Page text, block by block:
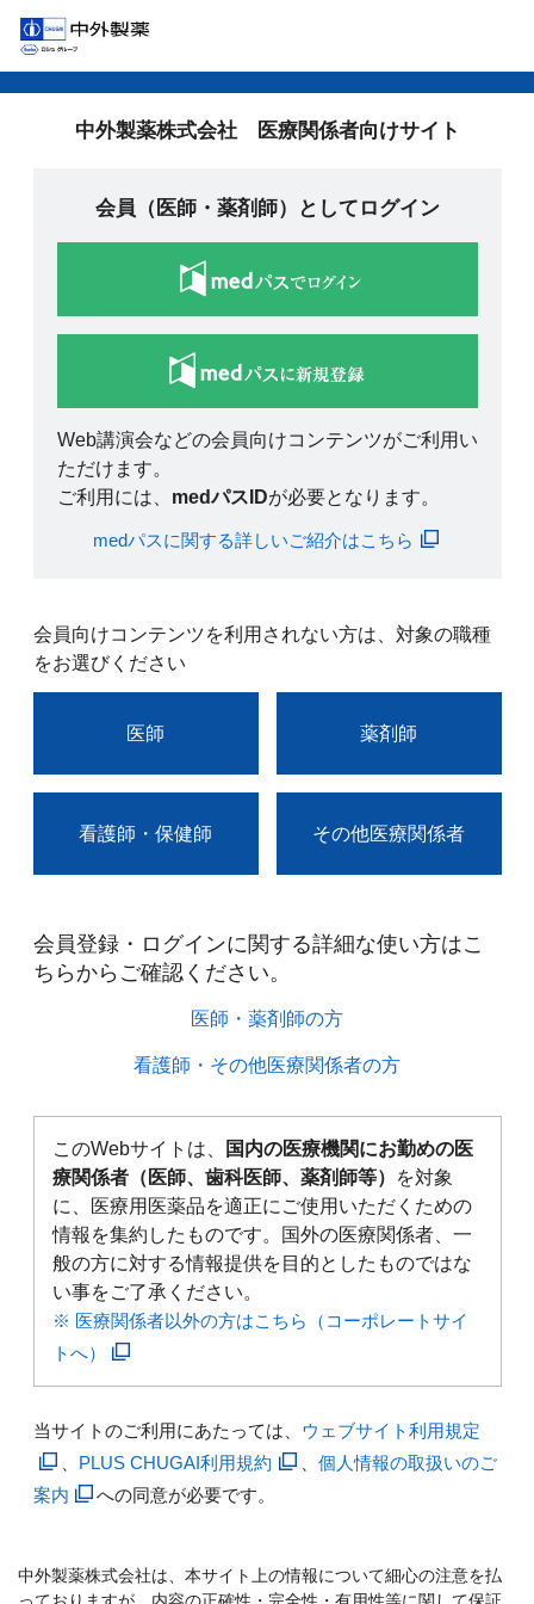
中外製薬株式会社 医療関係者向けサイト
会員（医師・薬剤師）としてログイン
Web講演会などの会員向けコンテンツがご利用い
ただけます。
ご利用には、 medパスIDが必要となります。
medパスに関する詳しいご紹介はこちら
会員向けコンテンツを利用されない方は、対象の職種
をお選びください
医師 薬剤師
看護師・保健師 その他医療関係者
会員登録・ログインに関する詳細な使い方はこ
ちらからご確認ください。​
医師・薬剤師の方​
看護師・その他医療関係者の方​
このWebサイトは、
国内の医療機関にお勤めの医
療関係者（医師、歯科医師、薬剤師等）
を対象
に、医療用医薬品を適正にご使用いただくための
情報を集約したものです。国外の医療関係者、一
般の方に対する情報提供を目的としたものではな
い事をご了承ください。
※ 医療関係者以外の方はこちら（コーポレートサイ
トへ）
当サイトのご利用にあたっては、 ウェブサイト利用規定
PLUS CHUGAI利用規約
個人情報の取扱いのご
案内
への同意が必要です。
中外製薬株式会社は、本サイト上の情報について細心の注意を払
っておりますが、内容の正確性・完全性・有用性等に関して保証